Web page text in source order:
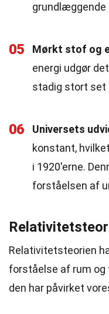
grundlæggende
05 Mørkt stof og
energi udgør
stadig stort set
06 Universets
konstant,
i 1920'erne.
forståelsen af
Relativitetsteorien
forståelse af rum og
den har påvirket